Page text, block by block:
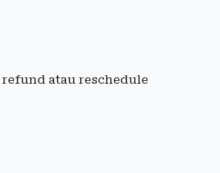
atau reschedule